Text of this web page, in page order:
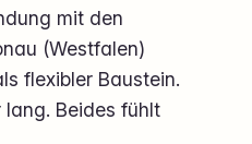
mit den
(Westfalen)
flexibler Baustein.
lang. Beides fühlt